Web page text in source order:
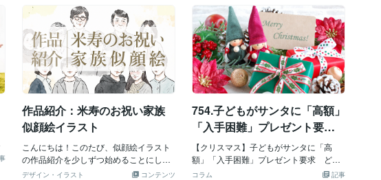
し！みたいな感じだったんですよね。
（ひねくれ者でしたね。恥ずかしすぎま
す）でも自分ですごい努力したわけでも
ないのにスキルを持ってるって実はあり
がたいことだった、ってようやく腑に落
ちたんですよ。それで私はどんな「お返
し」ができるだろう？って考えたわけで
す。アートとして、必要な情報をおろし
たり、適切なエネルギーをアートにおろ
したり。これを【祝福を贈る】ことに使
おうと。私は贈り物をもらったんだから
次の誰かへ贈り物を「まわす」ことが大
事。貯めておこうとしたらよどむ。川の
流れが綺麗なのは、流れ続けているか
ダー（卓上サイズ）は2100円で販売して
いるので気になる方はお声かけください
こちらはイラストメイキングになります
良かったら見てみてください(*^^*)ありが
とうございました！次の投稿も宜しくお
願いいたします
作品紹介：米寿のお祝い家族
似顔絵イラスト
こんにちは！このたび、似顔絵イラスト
の作品紹介を少しずつ始めることにしま
した✨これまでたくさんのご家族や大切
コンテンツ
デザイン・イラスト
754.子どもがサンタに「高額」
「入手困難」プレゼント要
求 どうすればいい？
【クリスマス】子どもがサンタに「高
額」「入手困難」プレゼント要求 どう
すればいい？ 対策を子育てアドバイザ
記事
コラム